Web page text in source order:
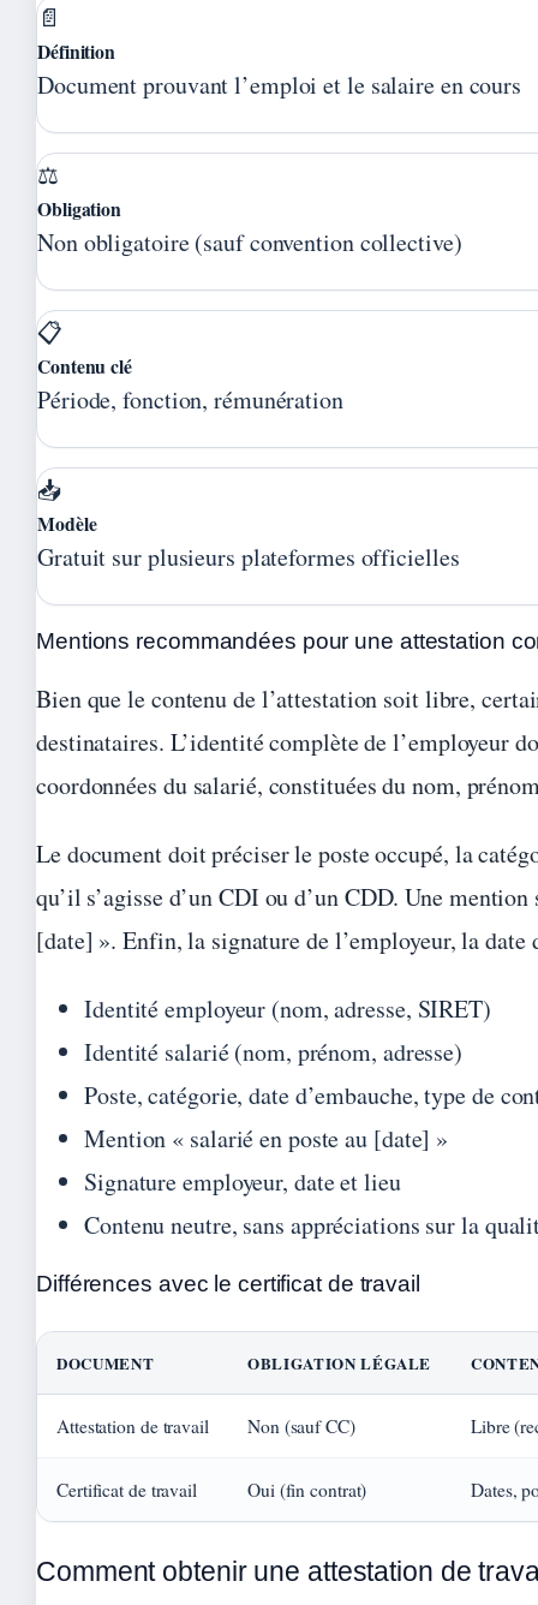
📄
Définition
Document prouvant l’emploi et le salaire en cours
⚖️
Obligation
Non obligatoire (sauf convention collective)
📋
Contenu clé
Période, fonction, rémunération
📥
Modèle
Gratuit sur plusieurs plateformes officielles
Mentions recommandées pour une attestation
Bien que le contenu de l’attestation soit libre,
destinataires. L’identité complète de l’employeur
coordonnées du salarié, constituées du nom,
Le document doit préciser le poste occupé, la
qu’il s’agisse d’un CDI ou d’un CDD. Une
[date] ». Enfin, la signature de l’employeur, la
Identité employeur (nom, adresse, SIRET)
Identité salarié (nom, prénom, adresse)
Poste, catégorie, date d’embauche, type de
Mention « salarié en poste au [date] »
Signature employeur, date et lieu
Contenu neutre, sans appréciations sur la
Différences avec le certificat de travail
DOCUMENT OBLIGATION LÉGALE
Attestation de travail Non (sauf CC) Libre
Certificat de travail Oui (fin contrat) Dates,
Comment obtenir une attestation de